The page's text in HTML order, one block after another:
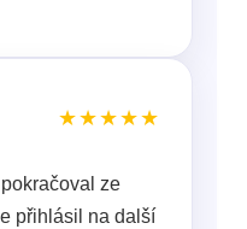
★★★★★
ze
přihlásil na další